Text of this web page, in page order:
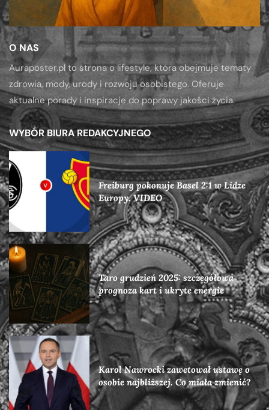
O NAS
Auraposter.pl to strona o lifestyle, która obejmuje tematy
zdrowia, mody, urody i rozwoju osobistego. Oferuje
aktualne porady i inspiracje do poprawy jakości życia.
WYBÓR BIURA REDAKCYJNEGO
Freiburg pokonuje Basel 2:1 w Lidze
Europy. VIDEO
Taro grudzień 2025: szczegółowa
prognoza kart i ukryte energie
Karol Nawrocki zawetował ustawę o
osobie najbliższej. Co miała zmienić?